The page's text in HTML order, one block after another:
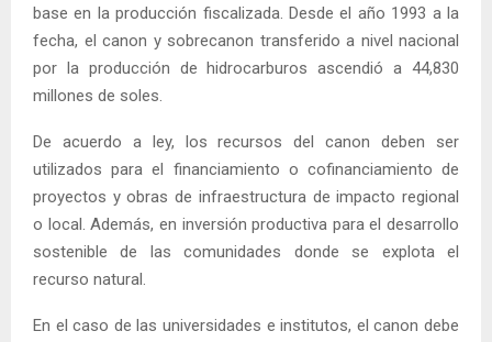
base en la producción fiscalizada. Desde el año 1993 a la
fecha, el canon y sobrecanon transferido a nivel nacional
por la producción de hidrocarburos ascendió a 44,830
millones de soles.
De acuerdo a ley, los recursos del canon deben ser
utilizados para el financiamiento o cofinanciamiento de
proyectos y obras de infraestructura de impacto regional
o local. Además, en inversión productiva para el desarrollo
sostenible de las comunidades donde se explota el
recurso natural.
En el caso de las universidades e institutos, el canon debe